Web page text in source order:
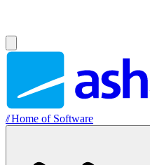
//Home of Software